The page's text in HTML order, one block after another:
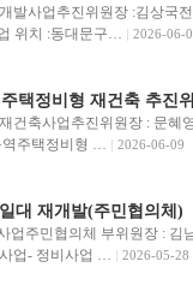
발사업추진위원장 :김상국
위치 :동대문구…
2026-06-
택정비형 재건축 추진
건축사업추진위원장 : 문혜
역주택정비형 …
2026-06-09
대 재개발(주민협의체)
업주민협의체 부위원장 : 김
업- 정비사업 …
2026-05-28